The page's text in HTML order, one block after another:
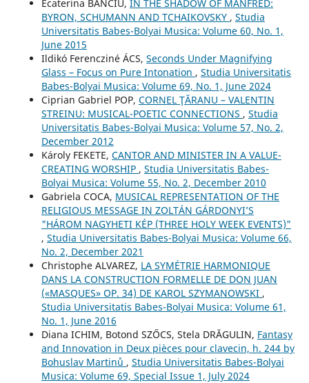
Ecaterina BANCIU, IN THE SHADOW OF MANFRED:
BYRON, SCHUMANN AND TCHAIKOVSKY , Studia
Universitatis Babes-Bolyai Musica: Volume 60, No. 1,
June 2015
Ildikó Ferencziné ÁCS, Seconds Under Magnifying
Glass – Focus on Pure Intonation , Studia Universitatis
Babes-Bolyai Musica: Volume 69, No. 1, June 2024
Ciprian Gabriel POP, CORNEL ŢĂRANU – VALENTIN
STREINU: MUSICAL-POETIC CONNECTIONS , Studia
Universitatis Babes-Bolyai Musica: Volume 57, No. 2,
December 2012
Károly FEKETE, CANTOR AND MINISTER IN A VALUE-
CREATING WORSHIP , Studia Universitatis Babes-
Bolyai Musica: Volume 55, No. 2, December 2010
Gabriela COCA, MUSICAL REPRESENTATION OF THE
RELIGIOUS MESSAGE IN ZOLTÁN GÁRDONYI’S
"HÁROM NAGYHETI KÉP (THREE HOLY WEEK EVENTS)"
, Studia Universitatis Babes-Bolyai Musica: Volume 66,
No. 2, December 2021
Christophe ALVAREZ, LA SYMÉTRIE HARMONIQUE
DANS LA CONSTRUCTION FORMELLE DE DON JUAN
(«MASQUES» OP. 34) DE KAROL SZYMANOWSKI ,
Studia Universitatis Babes-Bolyai Musica: Volume 61,
No. 1, June 2016
Diana ICHIM, Botond SZŐCS, Stela DRĂGULIN, Fantasy
and Innovation in Deux pièces pour clavecin, h. 244 by
Bohuslav Martinů , Studia Universitatis Babes-Bolyai
Musica: Volume 69, Special Issue 1, July 2024